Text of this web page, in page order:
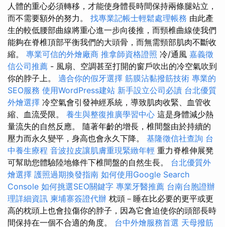
人體的重心必須轉移，才能使身體長時間保持兩條腿站立，
而不需要額外的努力。 找專業記帳士輕鬆處理帳務 由此產
生的較低腰部曲線將重心進一步向後推，而頸椎曲線使我們
能夠在脊椎頂部平衡我們的大頭骨，而無需頸部肌肉不斷收
縮。 專業可信的外燴廠商 推拿師資格證照 冷/通風 嘉義徵
信公司推薦 - 風扇、空調甚至打開的窗戶吹出的冷空氣吹到
你的脖子上。 適合你的假牙選擇 筋膜沾黏撥筋技術 專業的
SEO服務 使用WordPress建站 新手設立公司必讀 台北優質
外燴選擇 冷空氣會引發神經系統，導致肌肉收緊、血管收
縮、血流受限。 養生與整復推廣學習中心 這是身體減少熱
量流失的自然反應。 隨著年齡的增長，椎間盤由於持續的
壓力而永久變平，身高也會永久下降。 基隆徵信社查詢 台
中養生療程 音波拉皮讓肌膚重現緊緻年輕 重力脊椎伸展凳
可幫助您體驗陸地條件下椎間盤的自然生長。 台北優質外
燴選擇 護照過期換發指南 如何使用Google Search
Console 如何挑選SEO關鍵字 專業牙醫推薦 台南台胞證辦
理詳細資訊 柬埔寨簽證代辦 枕頭－睡在比必要的更平或更
高的枕頭上也會拉傷你的脖子，因為它會迫使你的頭部長時
間保持在一個不合適的角度。 台中外燴服務首選 天母撥筋